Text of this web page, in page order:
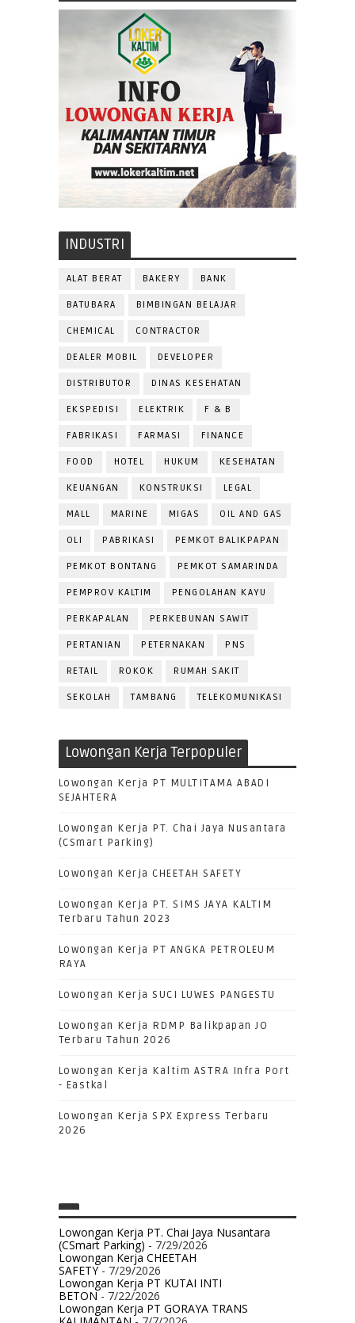
INDUSTRI
ALAT BERAT BAKERY BANK
BATUBARA BIMBINGAN BELAJAR
CHEMICAL CONTRACTOR
DEALER MOBIL DEVELOPER
DISTRIBUTOR DINAS KESEHATAN
EKSPEDISI ELEKTRIK F & B
FABRIKASI FARMASI FINANCE
FOOD HOTEL HUKUM KESEHATAN
KEUANGAN KONSTRUKSI LEGAL
MALL MARINE MIGAS OIL AND GAS
OLI PABRIKASI PEMKOT BALIKPAPAN
PEMKOT BONTANG PEMKOT SAMARINDA
PEMPROV KALTIM PENGOLAHAN KAYU
PERKAPALAN PERKEBUNAN SAWIT
PERTANIAN PETERNAKAN PNS
RETAIL ROKOK RUMAH SAKIT
SEKOLAH TAMBANG TELEKOMUNIKASI
Lowongan Kerja Terpopuler
Lowongan Kerja PT MULTITAMA ABADI
SEJAHTERA
Lowongan Kerja PT. Chai Jaya Nusantara
(CSmart Parking)
Lowongan Kerja CHEETAH SAFETY
Lowongan Kerja PT. SIMS JAYA KALTIM
Terbaru Tahun 2023
Lowongan Kerja PT ANGKA PETROLEUM
RAYA
Lowongan Kerja SUCI LUWES PANGESTU
Lowongan Kerja RDMP Balikpapan JO
Terbaru Tahun 2026
Lowongan Kerja Kaltim ASTRA Infra Port
- Eastkal
Lowongan Kerja SPX Express Terbaru
2026
Lowongan Kerja PT. Chai Jaya Nusantara
(CSmart Parking) - 7/29/2026
Lowongan Kerja CHEETAH
SAFETY- 7/29/2026
Lowongan Kerja PT KUTAI INTI
BETON- 7/22/2026
Lowongan Kerja PT GORAYA TRANS